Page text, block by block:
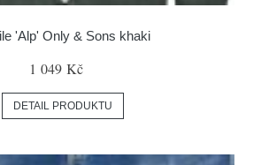
'Alp' Only & Sons khaki
1 049 Kč
DETAIL PRODUKTU